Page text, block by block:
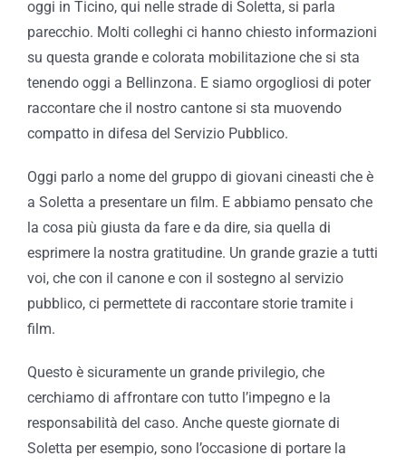
oggi in Ticino, qui nelle strade di Soletta, si parla
parecchio. Molti colleghi ci hanno chiesto informazioni
su questa grande e colorata mobilitazione che si sta
tenendo oggi a Bellinzona. E siamo orgogliosi di poter
raccontare che il nostro cantone si sta muovendo
compatto in difesa del Servizio Pubblico.
Oggi parlo a nome del gruppo di giovani cineasti che è
a Soletta a presentare un film. E abbiamo pensato che
la cosa più giusta da fare e da dire, sia quella di
esprimere la nostra gratitudine. Un grande grazie a tutti
voi, che con il canone e con il sostegno al servizio
pubblico, ci permettete di raccontare storie tramite i
film.
Questo è sicuramente un grande privilegio, che
cerchiamo di affrontare con tutto l’impegno e la
responsabilità del caso. Anche queste giornate di
Soletta per esempio, sono l’occasione di portare la